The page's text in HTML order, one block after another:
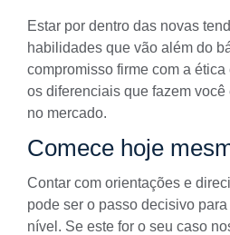
Estar por dentro das novas
habilidades que vão além do
compromisso firme com a
os diferenciais que fazem
no mercado.
Comece hoje
Contar com orientações e
pode ser o passo decisivo
nível. Se este for o seu caso